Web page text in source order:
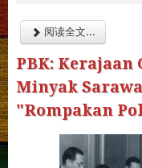
阅读全文...
PBK: Kerajaan
Minyak
"Rompakan